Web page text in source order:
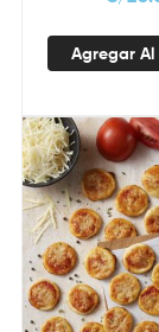
Agregar Al